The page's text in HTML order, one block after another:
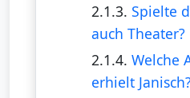
2.1.3. Spielte
auch Theater?
2.1.4. Welche
erhielt